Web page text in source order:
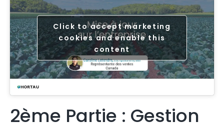
Click to accept marketing
cookies and enable this
content
2ème Partie : Gestion